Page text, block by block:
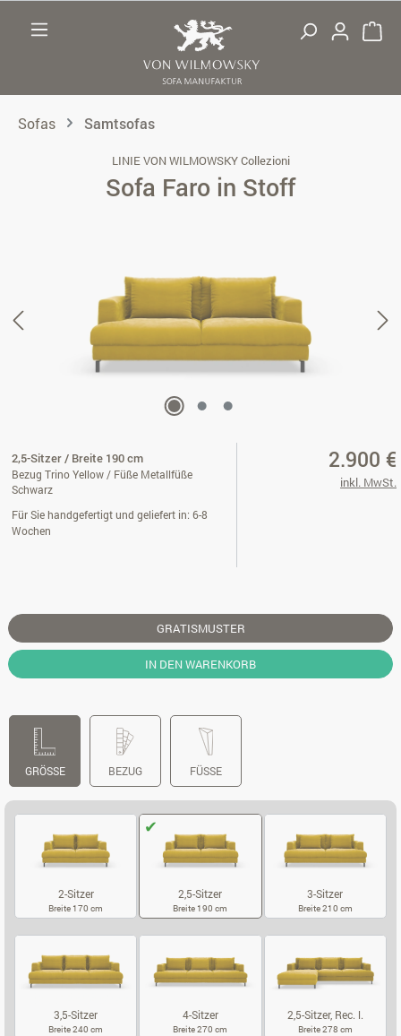
Sofas Samtsofas
LINIE VON WILMOWSKY Collezioni
Sofa Faro in Stoff
2,5-Sitzer / Breite 190 cm
Bezug Trino Yellow / Füße Metallfüße
Schwarz
Für Sie handgefertigt und geliefert in: 6-8
Wochen
2.900 €
inkl. MwSt.
GRATISMUSTER
IN DEN WARENKORB
GRÖSSE BEZUG FÜSSE
2-Sitzer
Breite 170 cm
2,5-Sitzer
Breite 190 cm
3-Sitzer
Breite 210 cm
3,5-Sitzer
Breite 240 cm
4-Sitzer
Breite 270 cm
2,5-Sitzer, Rec. l.
Breite 278 cm